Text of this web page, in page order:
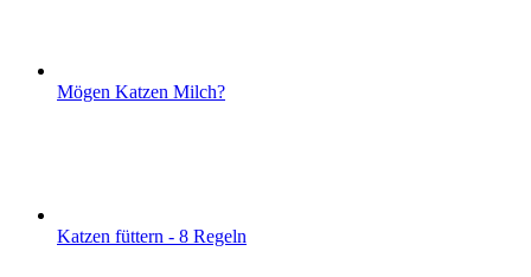
Mögen Katzen Milch?
Katzen füttern - 8 Regeln